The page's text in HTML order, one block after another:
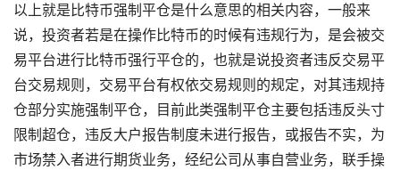
以上就是比特币强制平仓是什么意思的相关内容，一般来
说，投资者若是在操作比特币的时候有违规行为，是会被交
易平台进行比特币强行平仓的，也就是说投资者违反交易平
台交易规则，交易平台有权依交易规则的规定，对其违规持
仓部分实施强制平仓，目前此类强制平仓主要包括违反头寸
限制超仓，违反大户报告制度未进行报告，或报告不实，为
市场禁入者进行期货业务，经纪公司从事自营业务，联手操